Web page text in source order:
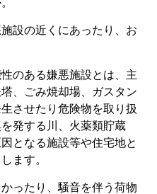
設の近くにあったり、お
のある嫌悪施設とは、主
、ごみ焼却場、ガスタン
させたり危険物を取り扱
発する川、火薬類貯蔵
となる施設等や住宅地と
ます。
ったり、騒音を伴う荷物